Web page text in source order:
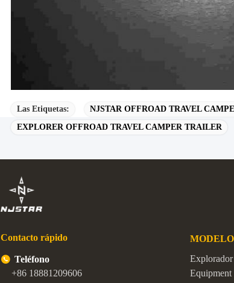
Las Etiquetas: NJSTAR OFFROAD TRAVEL
EXPLORER OFFROAD TRAVEL CAMPER TRAILER
Contacto rápido
Teléfono
+86 18881209606
Explorador
Equipment